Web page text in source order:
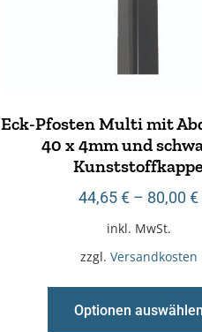
Eck-Pfosten Multi mit
40 x 4mm und
Kunststoffkappe
44,65€ – 80,00 €
inkl. MwSt.
zzgl. Versandkosten
Optionen auswählen